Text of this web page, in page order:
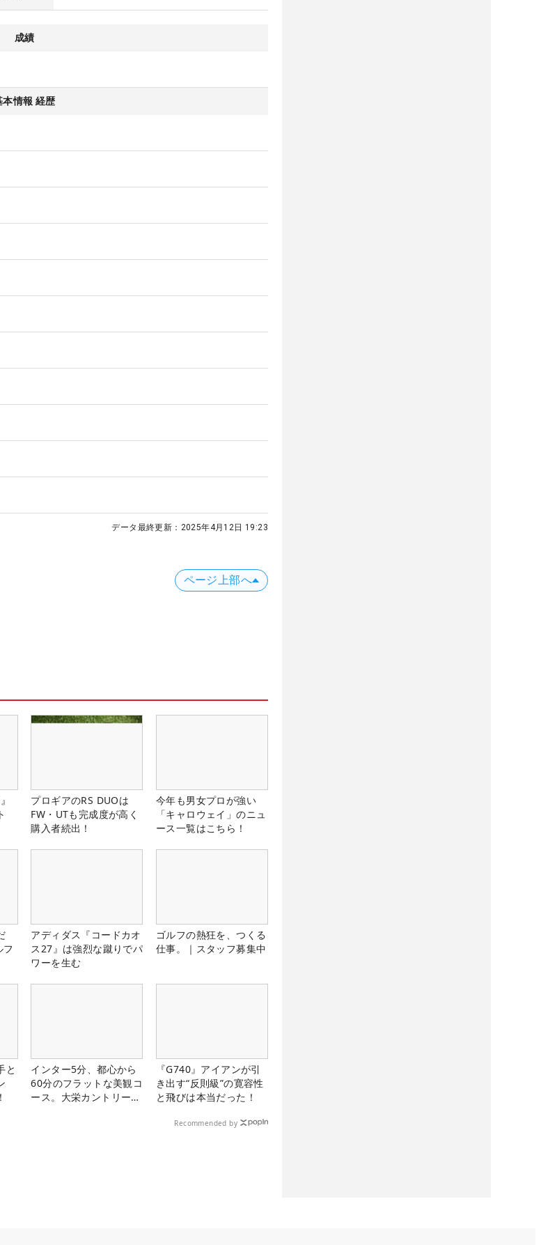
成績
本情報 経歴
データ最終更新： 2025年4月12日 19:23
ページ上部へ
プロギアのRS DUOは
FW・UTも完成度が高く
購入者続出！
今年も男女プロが強い
「キャロウェイ」のニュ
ース一覧はこちら！
フ
アディダス『コードカオ
ス27』は強烈な蹴りでパ
ワーを生む
ゴルフの熱狂を、つくる
仕事。｜スタッフ募集中
と
インター5分、都心から
60分のフラットな美観コ
ース。大栄カントリー俱
『G740』アイアンが引
き出す“反則級”の寛容性
と飛びは本当だった！
Recommended by